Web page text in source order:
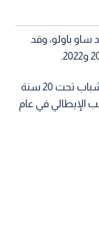
متر) من مواليد ساو باولو، وقد
وكان فيليبي قد مثل منتخب البرازيل في فئتي الشباب تحت 20 سنة
الإيطالي في عام